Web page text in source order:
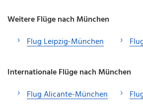
Weitere Flüge nach München
Flug Leipzig-München
Internationale Flüge nach München
Flug Alicante-München